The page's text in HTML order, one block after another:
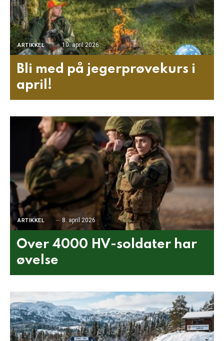
ARTIKKEL 10. april 2026
Bli med på jegerprøvekurs i
april!
ARTIKKEL 8. april 2026
Over 4000 HV-soldater har
øvelse